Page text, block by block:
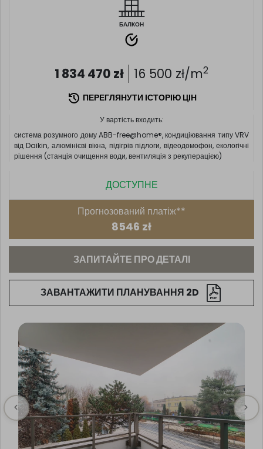
БАЛКОН
1 834 470 zł 16 500 zł/m2
ПЕРЕГЛЯНУТИ ІСТОРІЮ ЦІН
У вартість входить:
система розумного дому ABB-free@home®, кондиціювання типу VRV
від Daikin, алюмінієві вікна, підігрів підлоги, відеодомофон, екологічні
рішення (станція очищення води, вентиляція з рекуперацією)
ДОСТУПНЕ
Прогнозований платіж**
8546 zł
ЗАПИТАЙТЕ ПРО ДЕТАЛІ
ЗАВАНТАЖИТИ ПЛАНУВАННЯ 2D